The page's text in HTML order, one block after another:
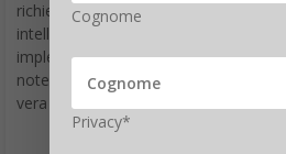
richieste regolatorie, funzionalità o
intellettuale. Il ricorso all’ausilio di
implementare infrastrutture di Cloud
notevolmente, perché il costo e la
vera e propria soluzione privata può
Cognome
Privacy*